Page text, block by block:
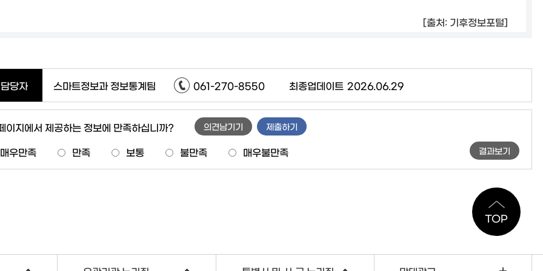
[출처: 기후정보포털]
담당자 스마트정보과 정보통계팀 061-270-8550 최종업데이트 2026.06.29
이지에서 제공하는 정보에 만족하십니까?
매우만족 만족 보통 불만족 매우불만족
의견남기기 제출하기
결과보기
TOP